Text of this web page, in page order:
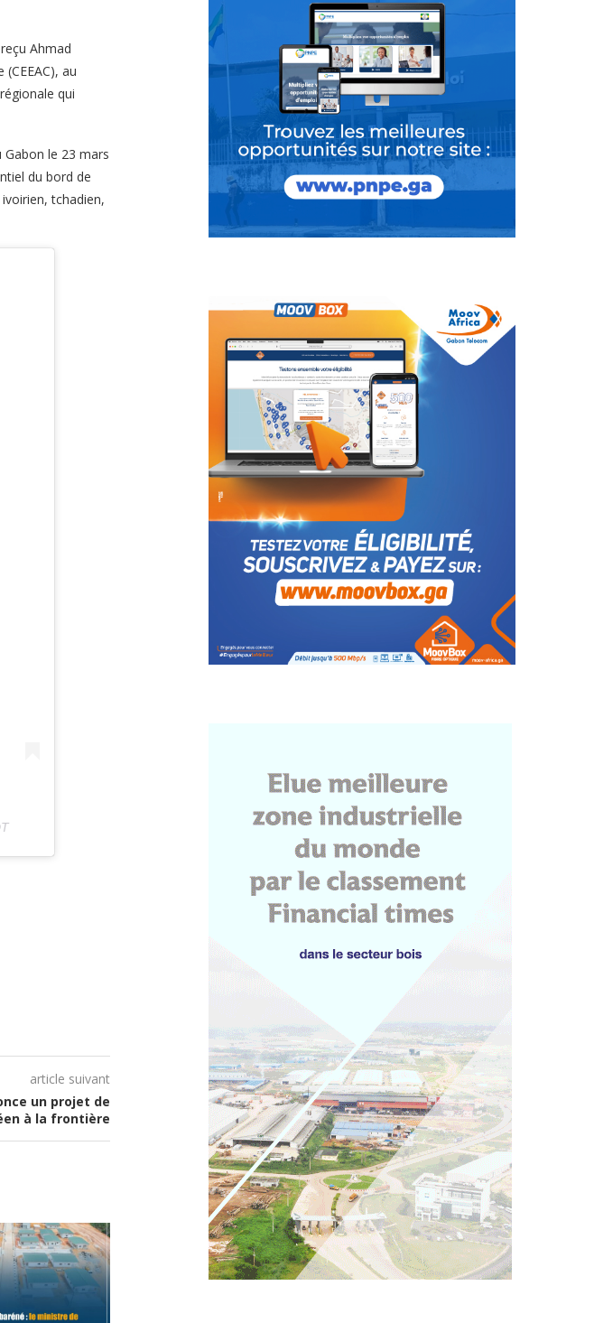
Ahmad
au
qui
le 23 mars
du bord de
tchadien,
article suivant
un projet de
à la frontière